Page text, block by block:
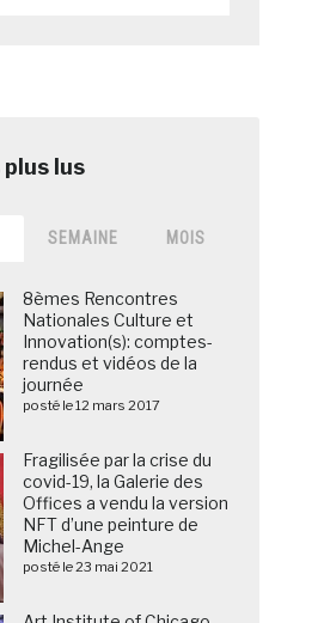
SEMAINE MOIS
8èmes Rencontres
Nationales Culture et
Innovation(s): comptes-
rendus et vidéos de la
journée
posté le 12 mars 2017
Fragilisée par la crise du
covid-19, la Galerie des
Offices a vendu la version
NFT d’une peinture de
Michel-Ange
posté le 23 mai 2021